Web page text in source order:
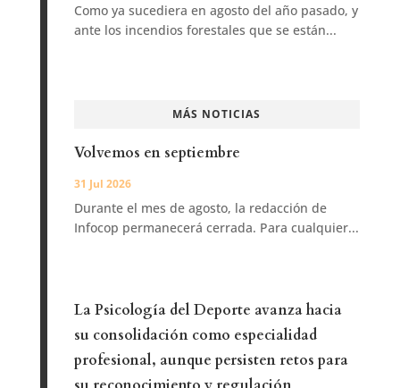
Como ya sucediera en agosto del año pasado, y
ante los incendios forestales que se están...
MÁS NOTICIAS
Volvemos en septiembre
31 Jul 2026
Durante el mes de agosto, la redacción de
Infocop permanecerá cerrada. Para cualquier...
La Psicología del Deporte avanza hacia
su consolidación como especialidad
profesional, aunque persisten retos para